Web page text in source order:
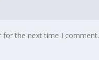
for the next time I comment.